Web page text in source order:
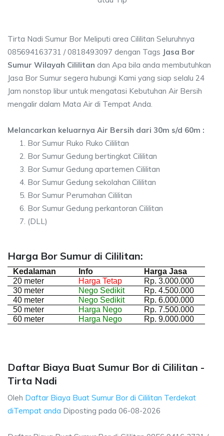
Tirta Nadi Sumur Bor Meliputi area Cililitan Seluruhnya
085694163731 / 0818493097 dengan Tags Jasa Bor
Sumur Wilayah Cililitan dan Apa bila anda membutuhkan
Jasa Bor Sumur segera hubungi Kami yang siap selalu 24
Jam nonstop libur untuk mengatasi Kebutuhan Air Bersih
mengalir dalam Mata Air di Tempat Anda.
Melancarkan keluarnya Air Bersih dari 30m s/d 60m :
Bor Sumur Ruko Ruko Cililitan
Bor Sumur Gedung bertingkat Cililitan
Bor Sumur Gedung apartemen Cililitan
Bor Sumur Gedung sekolahan Cililitan
Bor Sumur Perumahan Cililitan
Bor Sumur Gedung perkantoran Cililitan
(DLL)
Harga Bor Sumur di Cililitan:
Kedalaman Info
Harga Jasa
20 meter
Harga Tetap
Rp. 3.000.000
30 meter
Nego Sedikit
Rp. 4.500.000
40 meter
Nego Sedikit
Rp. 6.000.000
50 meter
Harga Nego
Rp. 7.500.000
60 meter
Harga Nego Rp. 9.000.000
Daftar Biaya Buat Sumur Bor di Cililitan -
Tirta Nadi
Oleh Daftar Biaya Buat Sumur Bor di Cililitan Terdekat
diTempat anda Diposting pada 06-08-2026